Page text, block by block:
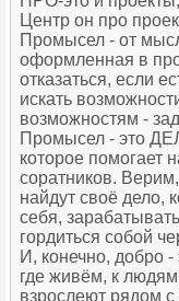
Центр он про
Промысел - от
оформленная в
отказаться, если
искать
возможностям -
Промысел - это
которое помогает
соратников.
найдут своё дело,
себя,
гордиться собой
И, конечно, добро
где живём, к
взрослеют рядом с